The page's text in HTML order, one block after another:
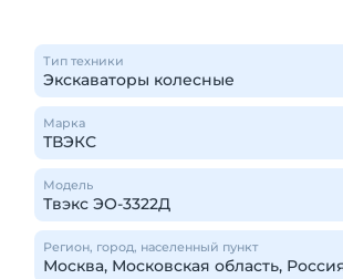
Тип техники
Марка
Модель
Регион, город, населенный пункт